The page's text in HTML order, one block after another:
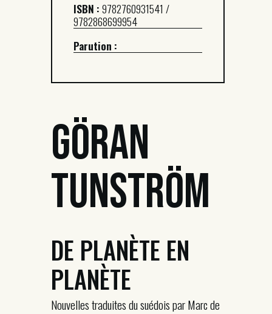
ISBN :9782760931541 /
9782868699954
Parution :
Göran
Tunström
DE PLANÈTE EN
PLANÈTE
Nouvelles traduites du suédois par Marc de